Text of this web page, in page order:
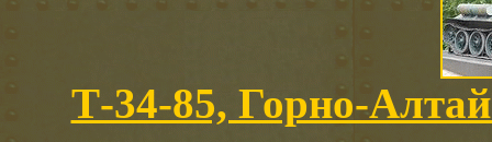
Т-34-85, Горно-